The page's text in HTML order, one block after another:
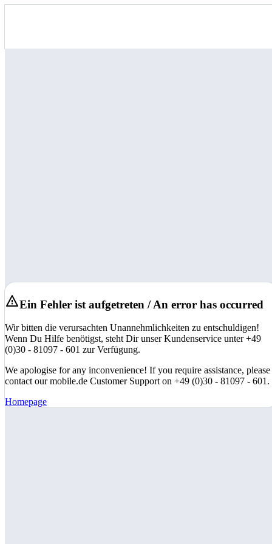
Ein Fehler ist aufgetreten / An error has occurred
Wir bitten die verursachten Unannehmlichkeiten zu entschuldigen!
Wenn Du Hilfe benötigst, steht Dir unser Kundenservice unter +49
(0)30 - 81097 - 601 zur Verfügung.
We apologise for any inconvenience! If you require assistance, please
contact our mobile.de Customer Support on +49 (0)30 - 81097 - 601.
Homepage